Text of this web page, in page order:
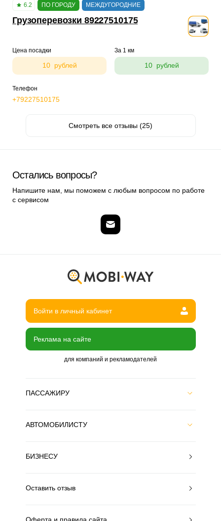
6.2 ПО ГОРОДУ МЕЖДУГОРОДНИЕ
Грузоперевозки 89227510175
Цена посадки
10 рублей
За 1 км
10 рублей
Телефон
+79227510175
Смотреть все отзывы (25)
Остались вопросы?
Напишите нам, мы поможем с любым вопросом по работе
с сервисом
Войти в личный кабинет
Реклама на сайте
для компаний и рекламодателей
ПАССАЖИРУ
АВТОМОБИЛИСТУ
БИЗНЕСУ
Оставить отзыв